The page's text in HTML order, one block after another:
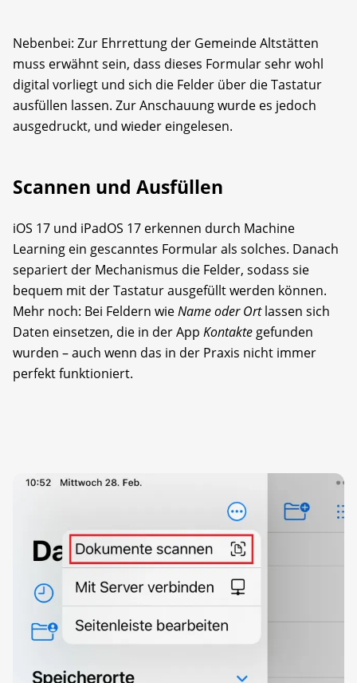
Nebenbei: Zur Ehrrettung der Gemeinde Altstätten
muss erwähnt sein, dass dieses Formular sehr wohl
digital vorliegt und sich die Felder über die Tastatur
ausfüllen lassen. Zur Anschauung wurde es jedoch
ausgedruckt, und wieder eingelesen.
Scannen und Ausfüllen
iOS 17 und iPadOS 17 erkennen durch Machine
Learning ein gescanntes Formular als solches. Danach
separiert der Mechanismus die Felder, sodass sie
bequem mit der Tastatur ausgefüllt werden können.
Mehr noch: Bei Feldern wieName oder Ortlassen sich
Daten einsetzen, die in der App Kontaktegefunden
wurden – auch wenn das in der Praxis nicht immer
perfekt funktioniert.